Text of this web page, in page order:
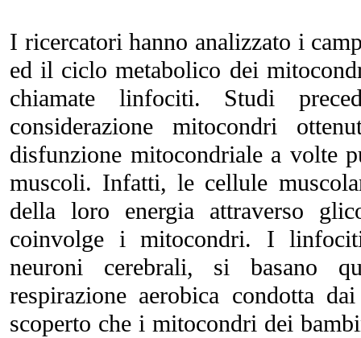
I ricercatori hanno analizzato i
ed il ciclo metabolico dei
chiamate linfociti. Studi
considerazione mitocondri
disfunzione mitocondriale a volte
muscoli. Infatti, le cellule
della loro energia attraverso
coinvolge i mitocondri. I
neuroni cerebrali, si basano
respirazione aerobica condotta
scoperto che i mitocondri dei